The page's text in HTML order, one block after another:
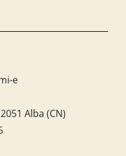
e
Alba (CN)